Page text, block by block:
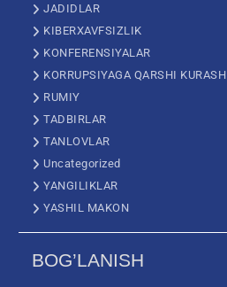
JADIDLAR
KIBERXAVFSIZLIK
KONFERENSIYALAR
KORRUPSIYAGA QARSHI KURASH
RUMIY
TADBIRLAR
TANLOVLAR
Uncategorized
YANGILIKLAR
YASHIL MAKON
BOG’LANISH